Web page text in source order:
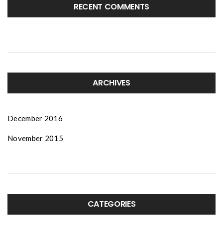
RECENT COMMENTS
ARCHIVES
December 2016
November 2015
CATEGORIES